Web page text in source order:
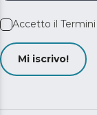
Accetto il
Mi iscrivo!